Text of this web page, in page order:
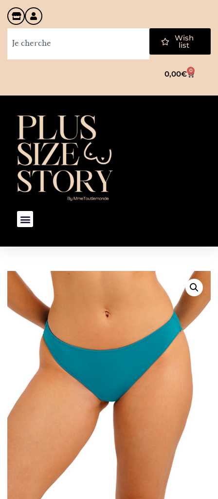
Wish
list
0,00€ 0